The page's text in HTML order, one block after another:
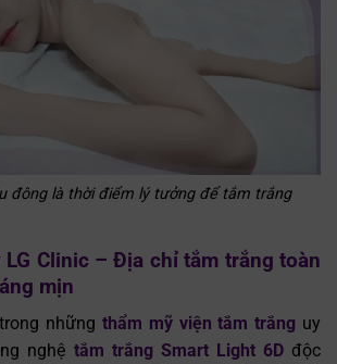
đông là thời điểm lý tưởng để tắm trắng
LG Clinic – Địa chỉ tắm trắng toàn
mịn
những thẩm mỹ viện tắm trắng uy
nghệ tắm trắng Smart Light 6Dđộc